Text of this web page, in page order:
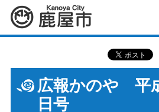
鹿屋市
広報かのや 平
日号